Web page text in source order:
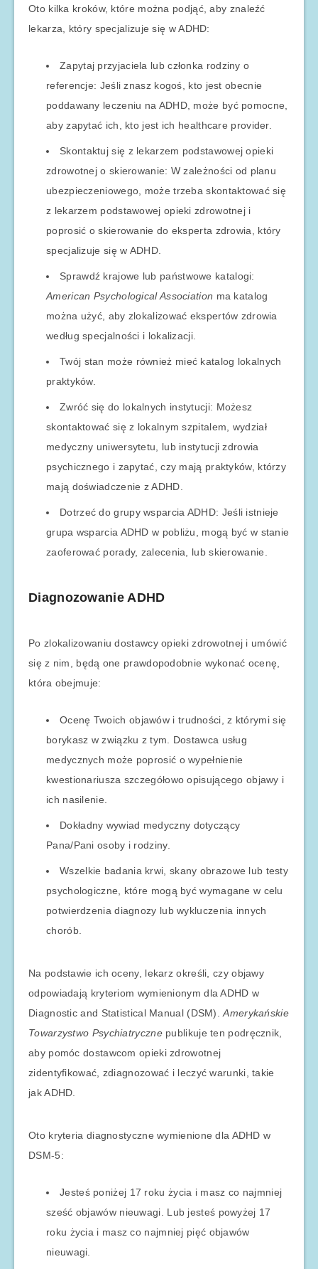
Oto kilka kroków, które można podjąć, aby znaleźć
lekarza, który specjalizuje się w ADHD:
Zapytaj przyjaciela lub członka rodziny o
referencje: Jeśli znasz kogoś, kto jest obecnie
poddawany leczeniu na ADHD, może być pomocne,
aby zapytać ich, kto jest ich healthcare provider.
Skontaktuj się z lekarzem podstawowej opieki
zdrowotnej o skierowanie: W zależności od planu
ubezpieczeniowego, może trzeba skontaktować się
z lekarzem podstawowej opieki zdrowotnej i
poprosić o skierowanie do eksperta zdrowia, który
specjalizuje się w ADHD.
Sprawdź krajowe lub państwowe katalogi:
American Psychological Association ma katalog
można użyć, aby zlokalizować ekspertów zdrowia
według specjalności i lokalizacji.
Twój stan może również mieć katalog lokalnych
praktyków.
Zwróć się do lokalnych instytucji: Możesz
skontaktować się z lokalnym szpitalem, wydział
medyczny uniwersytetu, lub instytucji zdrowia
psychicznego i zapytać, czy mają praktyków, którzy
mają doświadczenie z ADHD.
Dotrzeć do grupy wsparcia ADHD: Jeśli istnieje
grupa wsparcia ADHD w pobliżu, mogą być w stanie
zaoferować porady, zalecenia, lub skierowanie.
Diagnozowanie ADHD
Po zlokalizowaniu dostawcy opieki zdrowotnej i umówić
się z nim, będą one prawdopodobnie wykonać ocenę,
która obejmuje:
Ocenę Twoich objawów i trudności, z którymi się
borykasz w związku z tym. Dostawca usług
medycznych może poprosić o wypełnienie
kwestionariusza szczegółowo opisującego objawy i
ich nasilenie.
Dokładny wywiad medyczny dotyczący
Pana/Pani osoby i rodziny.
Wszelkie badania krwi, skany obrazowe lub testy
psychologiczne, które mogą być wymagane w celu
potwierdzenia diagnozy lub wykluczenia innych
chorób.
Na podstawie ich oceny, lekarz określi, czy objawy
odpowiadają kryteriom wymienionym dla ADHD w
Diagnostic and Statistical Manual (DSM).Amerykańskie
Towarzystwo Psychiatrycznepublikuje ten podręcznik,
aby pomóc dostawcom opieki zdrowotnej
zidentyfikować, zdiagnozować i leczyć warunki, takie
jak ADHD.
Oto kryteria diagnostyczne wymienione dla ADHD w
DSM-5:
Jesteś poniżej 17 roku życia i masz co najmniej
sześć objawów nieuwagi. Lub jesteś powyżej 17
roku życia i masz co najmniej pięć objawów
nieuwagi.